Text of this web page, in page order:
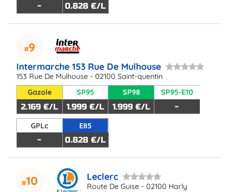
- 0.828 €/L
9
Intermarche 153 Rue De Mulhouse
153 Rue De Mulhouse - 02100 Saint-quentin
Gazole
2.169 €/L
SP95
1.999 €/L
SP98
1.999 €/L
SP95-E10
-
GPLc
-
E85
0.828 €/L
10 Leclerc
Route De Guise - 02100 Harly